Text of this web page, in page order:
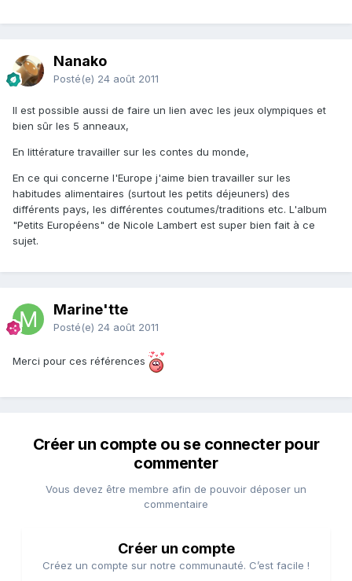
Nanako
Posté(e) 24 août 2011
Il est possible aussi de faire un lien avec les jeux olympiques et
bien sûr les 5 anneaux,
En littérature travailler sur les contes du monde,
En ce qui concerne l'Europe j'aime bien travailler sur les
habitudes alimentaires (surtout les petits déjeuners) des
différents pays, les différentes coutumes/traditions etc. L'album
"Petits Européens" de Nicole Lambert est super bien fait à ce
sujet.
Marine'tte
Posté(e) 24 août 2011
Merci pour ces références
Créer un compte ou se connecter pour
commenter
Vous devez être membre afin de pouvoir déposer un
commentaire
Créer un compte
Créez un compte sur notre communauté. C’est facile !